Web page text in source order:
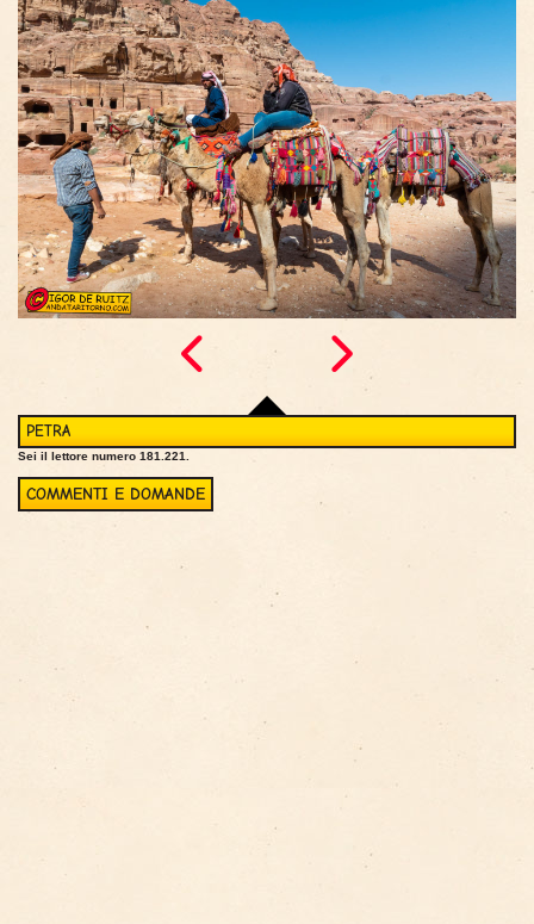
PETRA
Sei il lettore numero 181.221.
COMMENTI E DOMANDE